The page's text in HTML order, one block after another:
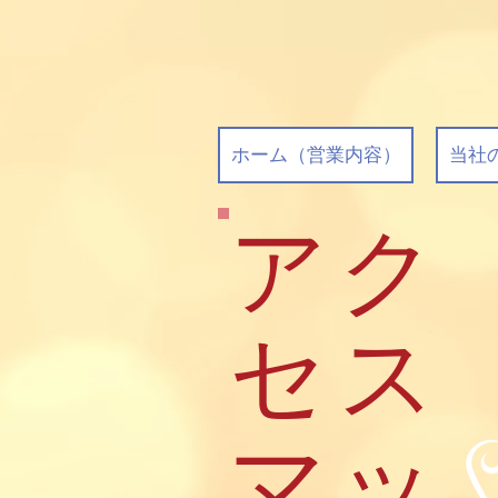
ホーム（営業内容） 当社
アク
セス